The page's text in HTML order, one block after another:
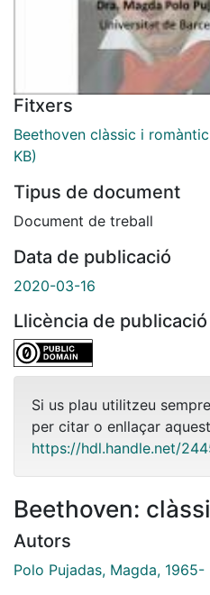
Fitxers
Beethoven clàssic i
KB)
Tipus de document
Document de treball
Data de publicació
2020-03-16
Llicència de publicació
Si us plau utilitzeu
per citar o enllaçar
https://hdl.handle.net/
Beethoven:
Autors
Polo Pujadas, Magda, 1965-